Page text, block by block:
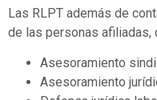
Las RLPT además de
de las personas afiliadas,
Asesoramiento
Asesoramiento